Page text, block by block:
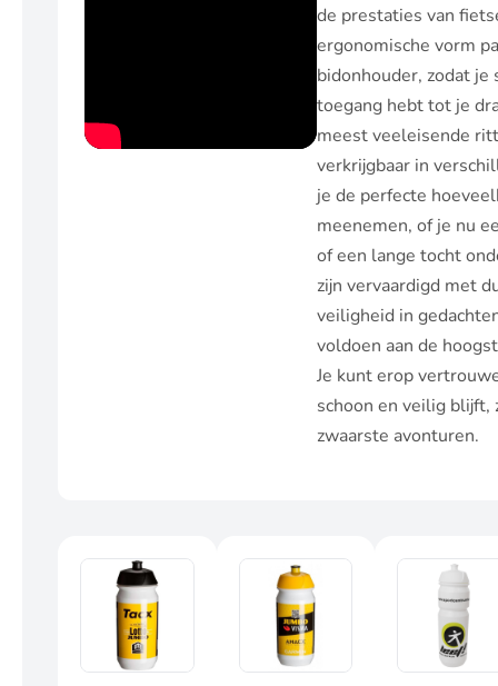
de prestaties van
ergonomische vorm
bidonhouder, zodat je
toegang hebt tot je
meest veeleisende
verkrijgbaar in
je de perfecte
meenemen, of je nu
of een lange tocht
zijn vervaardigd met
veiligheid in
voldoen aan de
Je kunt erop
schoon en veilig blijft,
zwaarste avonturen.